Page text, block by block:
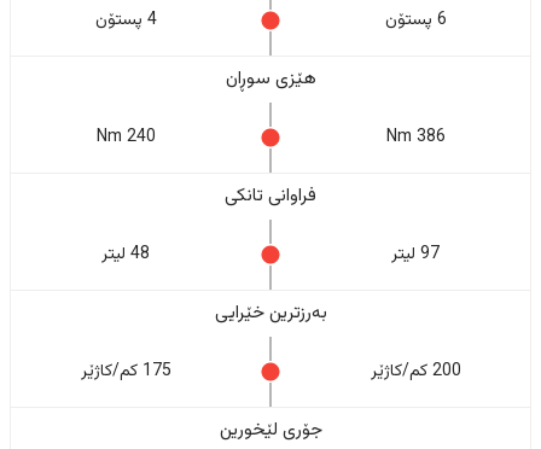
6 پستۆن 4 پستۆن
هێزی سوڕان
386 Nm
240 Nm
فراوانی تانکی
97 لیتر 48 لیتر
بەرزترین خێرایی
200 کم/کاژێر 175 کم/کاژێر
جۆری لێخورین